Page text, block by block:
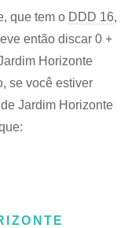
que tem o DDD 16,
então discar 0 +
Horizonte
se você estiver
Jardim Horizonte